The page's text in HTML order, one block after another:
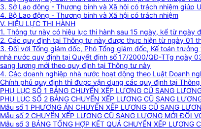
3. Sở Lao động - Thương binh và Xã hội có trách nhiệm
4. Bộ Lao động - Thương binh và Xã hội có trách nhiệm
V. HIỆU LỰC THI HÀNH
1. Thông tư này có hiệu lực thi hành sau 15 ngày, kể từ ngày
2. Các quy định tại Thông tư này được thực hiện từ ngày 01
3. Đối với Tổng giám đốc, Phó Tổng giám đốc, Kế toán
nhà nước quy định tại Quyết định số 17/2000/QĐ-TTg ngày
sang lương mới theo quy định tại Thông tư này
4. Các doanh nghiệp nhà nước hoạt động theo Luật Doanh
Chính phủ quy định thì được vận dụng các quy định tại
PHỤ LỤC SỐ 1 BẢNG CHUYỂN XẾP LƯƠNG CŨ SANG
PHỤ LỤC SỐ 2 BẢNG CHUYỂN XẾP LƯƠNG CŨ SANG
Mẫu số 1 PHƯƠNG ÁN CHUYỂN XẾP LƯƠNG CŨ SANG
Mẫu số 2 CHUYỂN XẾP LƯƠNG CŨ SANG LƯƠNG MỚI ĐỐI
Mẫu số 3 BẢNG TỔNG HỢP KẾT QUẢ CHUYỂN XẾP LƯƠNG